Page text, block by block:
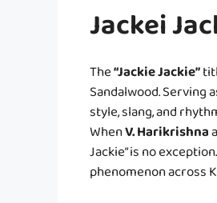
Jackei
The“Jackie Jackie”
Sandalwood.
style, slang, and
WhenV. Harikrishna
Jackie” is no
phenomenon across